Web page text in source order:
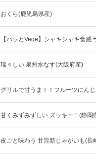
おくら(鹿児島県産)
【パッとVege】シャキシャキ食感
瑞々しい 泉州水なす(大阪府産)
グリルで甘うま！！フルーツにん
甘くみずみずしい ズッキーニ(静岡
皮ごと味わう 甘旨新じゃがいも(長